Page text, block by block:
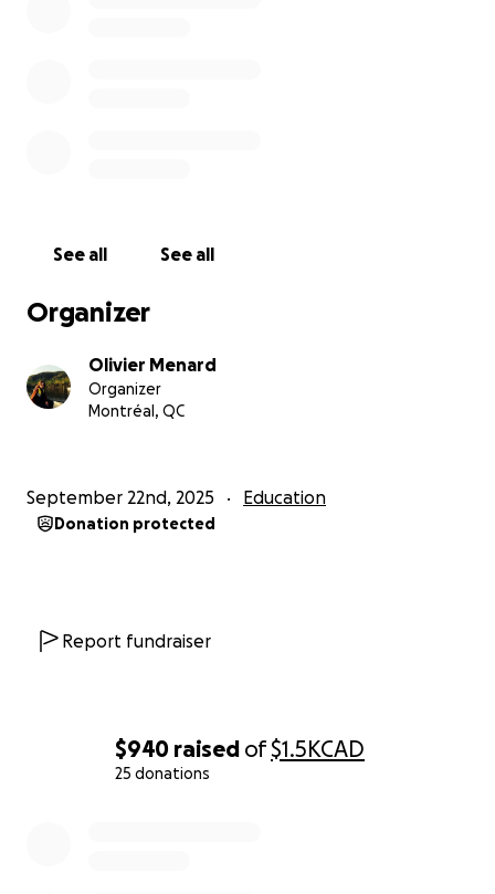
$940 raised of$1.5KCAD
25 donations
See all See all
Organizer
Olivier Menard
Organizer
Montréal, QC
September 22nd, 2025 Education
Donation protected
Report fundraiser